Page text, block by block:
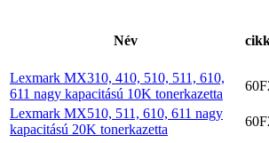
Név
Lexmark MX310, 410, 510, 511, 610,
611 nagy kapacitású 10K tonerkazetta
Lexmark MX510, 511, 610, 611 nagy
kapacitású 20K tonerkazetta